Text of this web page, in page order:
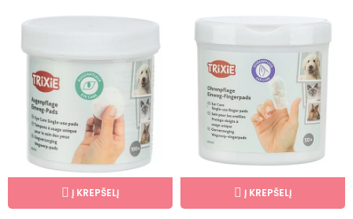
Į KREPŠELĮ Į KREPŠELĮ